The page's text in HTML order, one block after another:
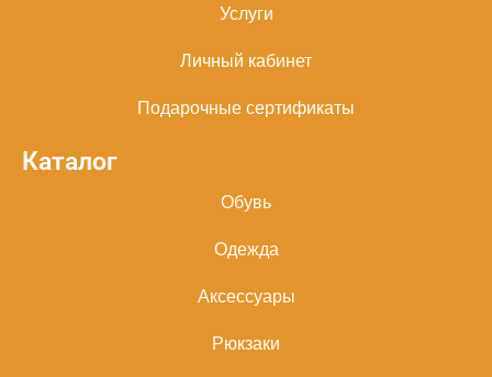
Услуги
Личный кабинет
Подарочные сертификаты
Каталог
Обувь
Одежда
Аксессуары
Рюкзаки